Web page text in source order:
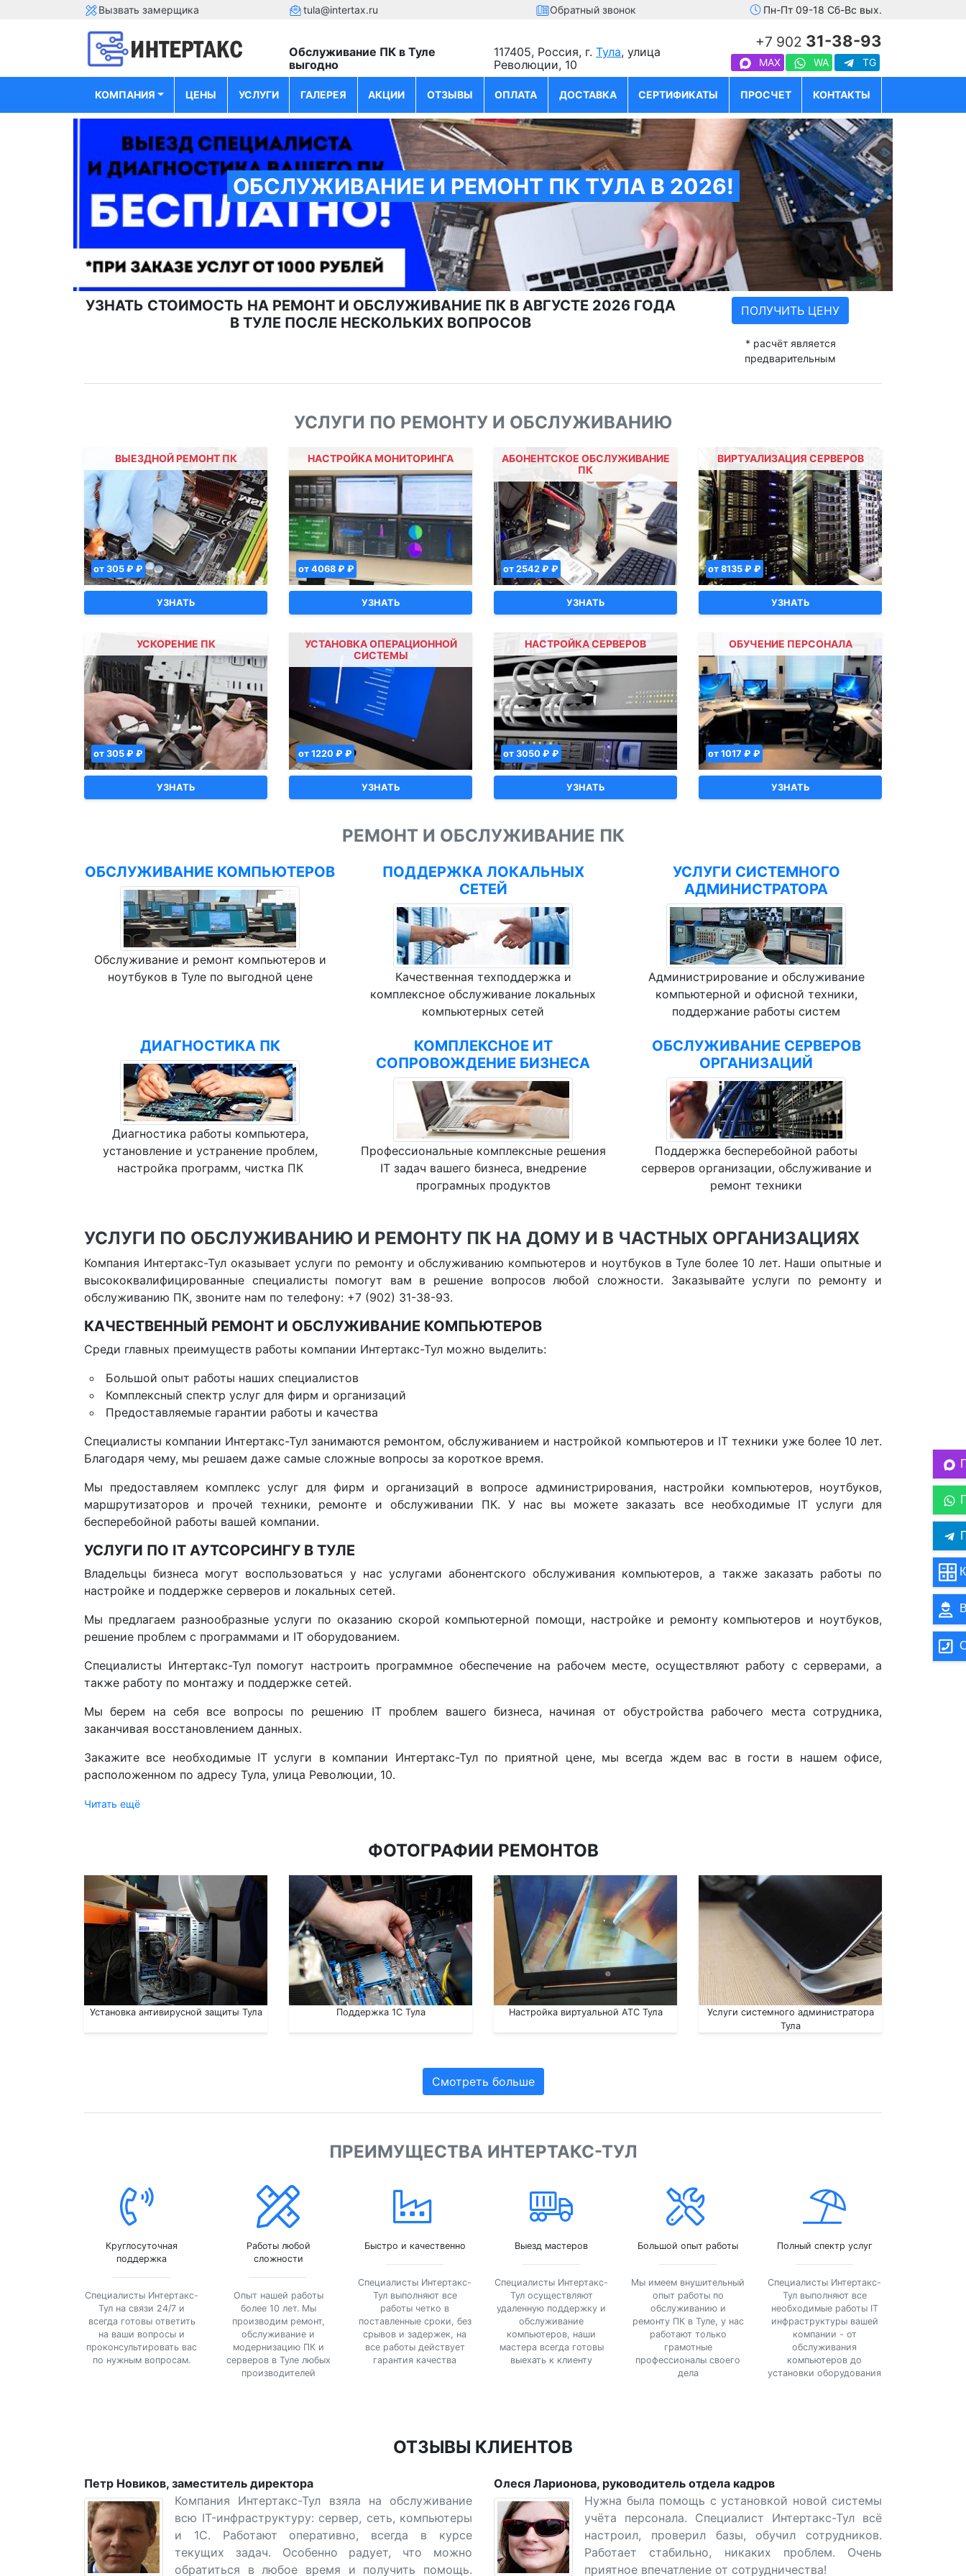
Вызвать замерщика tula@intertax.ru Обратный звонок Пн-Пт 09-18 Сб-Вс вых.
Обслуживание ПК в Туле
выгодно
117405, Россия, г. Тула, улица
Революции, 10
+7 902 31-38-93
MAX WA TG
КОМПАНИЯ ЦЕНЫ УСЛУГИ ГАЛЕРЕЯ АКЦИИ ОТЗЫВЫ ОПЛАТА ДОСТАВКА СЕРТИФИКАТЫ ПРОСЧЕТ КОНТАКТЫ
ОБСЛУЖИВАНИЕ И РЕМОНТ ПК ТУЛА В 2026!
УЗНАТЬ СТОИМОСТЬ НА РЕМОНТ И ОБСЛУЖИВАНИЕ ПК В АВГУСТЕ 2026 ГОДА
В ТУЛЕ ПОСЛЕ НЕСКОЛЬКИХ ВОПРОСОВ
ПОЛУЧИТЬ ЦЕНУ
* расчёт является
предварительным
УСЛУГИ ПО РЕМОНТУ И ОБСЛУЖИВАНИЮ
ВЫЕЗДНОЙ РЕМОНТ ПК
от 305 ₽ ₽
УЗНАТЬ
НАСТРОЙКА МОНИТОРИНГА
от 4068 ₽ ₽
УЗНАТЬ
АБОНЕНТСКОЕ ОБСЛУЖИВАНИЕ
ПК
от 2542 ₽ ₽
УЗНАТЬ
ВИРТУАЛИЗАЦИЯ СЕРВЕРОВ
от 8135 ₽ ₽
УЗНАТЬ
УСКОРЕНИЕ ПК
от 305 ₽ ₽
УЗНАТЬ
УСТАНОВКА ОПЕРАЦИОННОЙ
СИСТЕМЫ
от 1220 ₽ ₽
УЗНАТЬ
НАСТРОЙКА СЕРВЕРОВ
от 3050 ₽ ₽
УЗНАТЬ
ОБУЧЕНИЕ ПЕРСОНАЛА
от 1017 ₽ ₽
УЗНАТЬ
РЕМОНТ И ОБСЛУЖИВАНИЕ ПК
ОБСЛУЖИВАНИЕ КОМПЬЮТЕРОВ
Обслуживание и ремонт компьютеров и
ноутбуков в Туле по выгодной цене
ПОДДЕРЖКА ЛОКАЛЬНЫХ
СЕТЕЙ
Качественная техподдержка и
комплексное обслуживание локальных
компьютерных сетей
УСЛУГИ СИСТЕМНОГО
АДМИНИСТРАТОРА
Администрирование и обслуживание
компьютерной и офисной техники,
поддержание работы систем
ДИАГНОСТИКА ПК
Диагностика работы компьютера,
установление и устранение проблем,
настройка программ, чистка ПК
КОМПЛЕКСНОЕ ИТ
СОПРОВОЖДЕНИЕ БИЗНЕСА
Профессиональные комплексные решения
IT задач вашего бизнеса, внедрение
програмных продуктов
ОБСЛУЖИВАНИЕ СЕРВЕРОВ
ОРГАНИЗАЦИЙ
Поддержка бесперебойной работы
серверов организации, обслуживание и
ремонт техники
УСЛУГИ ПО ОБСЛУЖИВАНИЮ И РЕМОНТУ ПК НА ДОМУ И В ЧАСТНЫХ ОРГАНИЗАЦИЯХ
Компания Интертакс-Тул оказывает услуги по ремонту и обслуживанию компьютеров и ноутбуков в Туле более 10 лет. Наши опытные и
высококвалифицированные специалисты помогут вам в решение вопросов любой сложности. Заказывайте услуги по ремонту и
обслуживанию ПК, звоните нам по телефону: +7 (902) 31-38-93.
КАЧЕСТВЕННЫЙ РЕМОНТ И ОБСЛУЖИВАНИЕ КОМПЬЮТЕРОВ
Среди главных преимуществ работы компании Интертакс-Тул можно выделить:
Большой опыт работы наших специалистов
Комплексный спектр услуг для фирм и организаций
Предоставляемые гарантии работы и качества
Специалисты компании Интертакс-Тул занимаются ремонтом, обслуживанием и настройкой компьютеров и IT техники уже более 10 лет.
Благодаря чему, мы решаем даже самые сложные вопросы за короткое время.
Мы предоставляем комплекс услуг для фирм и организаций в вопросе администрирования, настройки компьютеров, ноутбуков,
маршрутизаторов и прочей техники, ремонте и обслуживании ПК. У нас вы можете заказать все необходимые IT услуги для
бесперебойной работы вашей компании.
УСЛУГИ ПО IT АУТСОРСИНГУ В ТУЛЕ
Владельцы бизнеса могут воспользоваться у нас услугами абонентского обслуживания компьютеров, а также заказать работы по
настройке и поддержке серверов и локальных сетей.
Мы предлагаем разнообразные услуги по оказанию скорой компьютерной помощи, настройке и ремонту компьютеров и ноутбуков,
решение проблем с программами и IT оборудованием.
Специалисты Интертакс-Тул помогут настроить программное обеспечение на рабочем месте, осуществляют работу с серверами, а
также работу по монтажу и поддержке сетей.
Мы берем на себя все вопросы по решению IT проблем вашего бизнеса, начиная от обустройства рабочего места сотрудника,
заканчивая восстановлением данных.
Закажите все необходимые IT услуги в компании Интертакс-Тул по приятной цене, мы всегда ждем вас в гости в нашем офисе,
расположенном по адресу Тула, улица Революции, 10.
Читать ещё
ФОТОГРАФИИ РЕМОНТОВ
Установка антивирусной защиты Тула Поддержка 1С Тула Настройка виртуальной АТС Тула
Услуги системного администратора
Тула
Смотреть больше
ПРЕИМУЩЕСТВА ИНТЕРТАКС-ТУЛ
Круглосуточная
поддержка
Специалисты Интертакс-
Тул на связи 24/7 и
всегда готовы ответить
на ваши вопросы и
проконсультировать вас
по нужным вопросам.
Работы любой
сложности
Опыт нашей работы
более 10 лет. Мы
производим ремонт,
обслуживание и
модернизацию ПК и
серверов в Туле любых
производителей
Быстро и качественно
Специалисты Интертакс-
Тул выполняют все
работы четко в
поставленные сроки, без
срывов и задержек, на
все работы действует
гарантия качества
Выезд мастеров
Специалисты Интертакс-
Тул осуществляют
удаленную поддержку и
обслуживание
компьютеров, наши
мастера всегда готовы
выехать к клиенту
Большой опыт работы
Мы имеем внушительный
опыт работы по
обслуживанию и
ремонту ПК в Туле, у нас
работают только
грамотные
профессионалы своего
дела
Полный спектр услуг
Специалисты Интертакс-
Тул выполняют все
необходимые работы IT
инфраструктуры вашей
компании - от
обслуживания
компьютеров до
установки оборудования
ОТЗЫВЫ КЛИЕНТОВ
Петр Новиков, заместитель директора
Компания Интертакс-Тул взяла на обслуживание
всю IT-инфраструктуру: сервер, сеть, компьютеры
и 1С. Работают оперативно, всегда в курсе
текущих задач. Особенно радует, что можно
обратиться в любое время и получить помощь.
Олеся Ларионова, руководитель отдела кадров
Нужна была помощь с установкой новой системы
учёта персонала. Специалист Интертакс-Тул всё
настроил, проверил базы, обучил сотрудников.
Работает стабильно, никаких проблем. Очень
приятное впечатление от сотрудничества!